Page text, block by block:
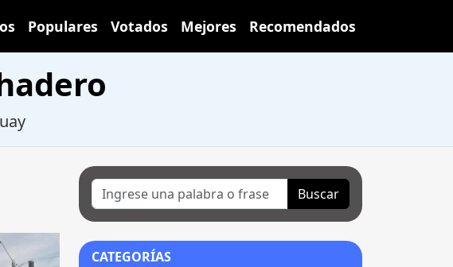
Populares Votados Mejores Recomendados
Buscar
CATEGORÍAS